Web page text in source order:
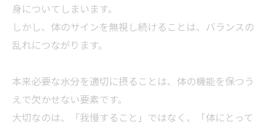
身についてしまいます。
しかし、体のサインを無視し続けることは、バランスの
乱れにつながります。
本来必要な水分を適切に摂ることは、体の機能を保つう
えで欠かせない要素です。
大切なのは、「我慢すること」ではなく、「体にとって